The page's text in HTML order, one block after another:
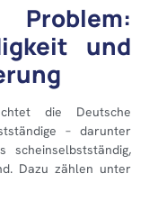
und
die Deutsche
– darunter
Dazu zählen unter